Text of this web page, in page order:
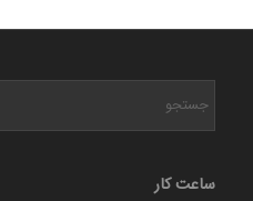
ساعت کار